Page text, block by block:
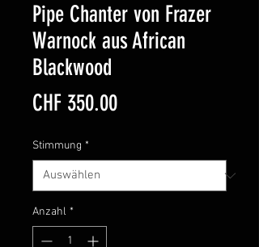
Pipe Chanter von Frazer
Warnock aus African
Blackwood
CHF 350.00Preis
Stimmung *
Anzahl *